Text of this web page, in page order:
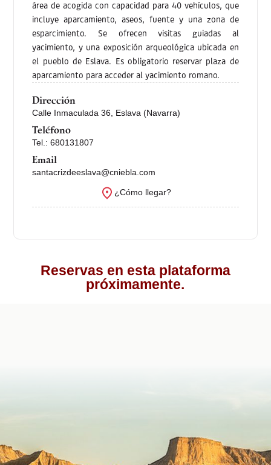
área de acogida con capacidad para 40 vehículos, que
incluye aparcamiento, aseos, fuente y una zona de
esparcimiento. Se ofrecen visitas guiadas al
yacimiento, y una exposición arqueológica ubicada en
el pueblo de Eslava. Es obligatorio reservar plaza de
aparcamiento para acceder al yacimiento romano.
Dirección
Calle Inmaculada 36, Eslava (Navarra)
Teléfono
Tel.: 680131807
Email
santacrizdeeslava@cniebla.com
¿Cómo llegar?
Reservas en esta plataforma
próximamente.